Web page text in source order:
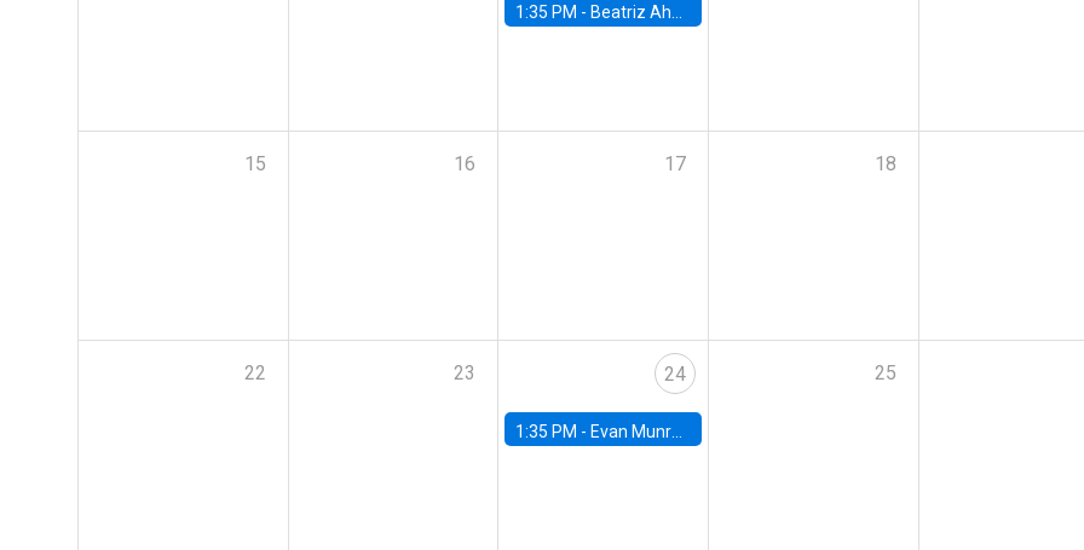
1:35 PM - Beatriz Ahumada, PhD candidate, Universidad de Pittsburgh
15 16 17 18
22 23 24
1:35 PM - Evan Munro, Neyman Visiting Assistant Professor in the Department of Statistics at UC Berkeley
25